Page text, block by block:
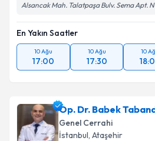
Alsancak Mah. Talatpaşa Bulv. Sema Apt.
En Yakın Saatler
10 Ağu
17:00
10 Ağu
17:30
10
Op. Dr. Babek
Genel Cerrahi
İstanbul, Ataşehir